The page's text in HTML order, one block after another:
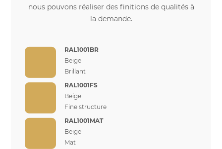
nous pouvons réaliser des finitions de qualités à
la demande.
RAL1001BR
Beige
Brillant
RAL1001FS
Beige
Fine structure
RAL1001MAT
Beige
Mat